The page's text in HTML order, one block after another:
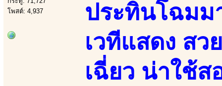
โพสต์: 4,937
ประทินโฉมม
เวทีแสดง สว
เฉี่ยว น่าใช้ส